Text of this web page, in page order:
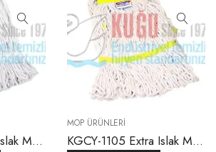
KGCY-1105 Extra Islak Mop Dar Sarı 65*35 Cm 375 GR